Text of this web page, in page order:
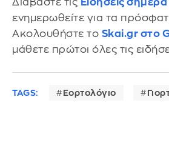
Διαβάστε τις Ειδήσεις σήμερα
ενημερωθείτε για τα
Ακολουθήστε το Skai.gr στο
μάθετε πρώτοι όλες τις
TAGS: Εορτολόγιο